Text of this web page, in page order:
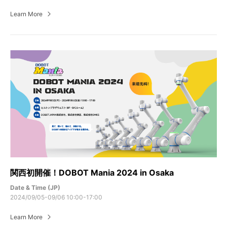
Learn More
関西初開催！DOBOT Mania 2024 in Osaka
Date & Time (JP)
2024/09/05-09/06 10:00-17:00
Learn More